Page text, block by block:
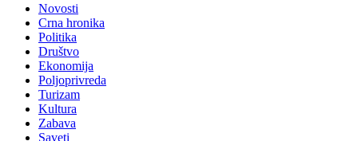
Novosti
Crna hronika
Politika
Društvo
Ekonomija
Poljoprivreda
Turizam
Kultura
Zabava
Saveti